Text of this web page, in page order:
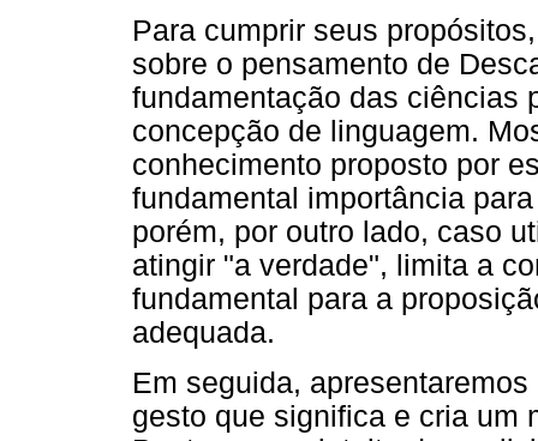
Para cumprir seus
sobre o pensamento de
fundamentação das ciências
concepção de linguagem.
conhecimento proposto por
fundamental importância
porém, por outro lado, caso
atingir "a verdade", limita a
fundamental para a
adequada.
Em seguida,
gesto que significa e cria um